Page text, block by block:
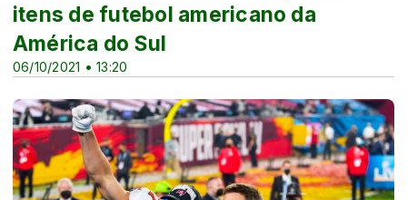
06/10/2021 • 13:20
itens de futebol americano da
América do Sul